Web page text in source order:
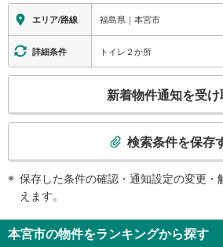
エリア/路線 福島県｜本宮市
詳細条件 トイレ２か所
検
知
を
新着物件通知を受け
検索条件を保存
保存した条件の確認・通知設定の変更・
えます。
本宮市の物件をランキングから探す